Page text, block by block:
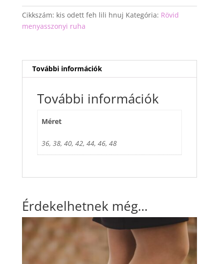
ruha
mennyiség
Cikkszám: kis odett feh lili hnuj Kategória: Rövid
menyasszonyi ruha
További információk
További információk
Méret
36, 38, 40, 42, 44, 46, 48
Érdekelhetnek még…